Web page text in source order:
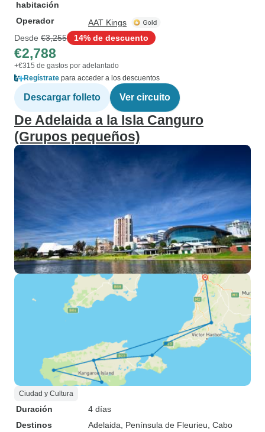
habitación
Operador
AAT Kings
Desde €3,255 14% de descuento
€2,788
+€315 de gastos por adelantado
Regístrate para acceder a los descuentos
Descargar folleto Ver circuito
De Adelaida a la Isla Canguro
(Grupos pequeños)
Ciudad y Cultura
Duración
4 días
Destinos
Adelaida , Península de Fleurieu , Cabo